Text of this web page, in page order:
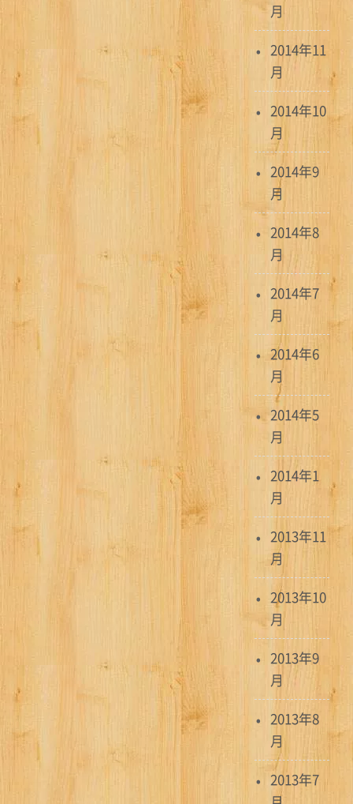
月
2014年11
月
2014年10
月
2014年9
月
2014年8
月
2014年7
月
2014年6
月
2014年5
月
2014年1
月
2013年11
月
2013年10
月
2013年9
月
2013年8
月
2013年7